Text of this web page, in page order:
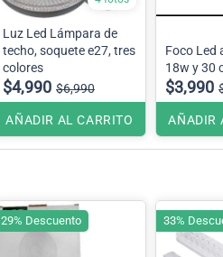
Luz Led Lámpara de
techo, soquete e27, tres
colores
$4,990 $6,990
AÑADIR AL CARRITO
Foco Led
18w y 30
$3,990
AÑADIR
29% Descuento 33%